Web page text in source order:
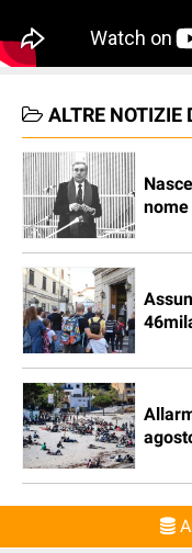
ALTRE NOTIZIE
nome